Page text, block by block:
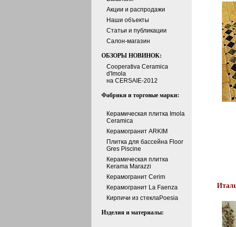
Акции и распродажи
Наши объекты
Статьи и публикации
Cалон-магазин
ОБЗОРЫ НОВИНОК:
Cooperativa Ceramica
d'Imola
на CERSAIE-2012
Фабрики и торговые марки:
Керамическая плитка Imola
Ceramica
Керамогранит ARKIM
Плитка для бассейна Floor
Gres Piscine
Керамическая плитка
Kerama Marazzi
Керамогранит Cerim
Керамогранит La Faenza
Кирпичи из стеклаPoesia
Изделия и материалы: